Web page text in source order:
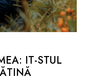
IT-STUL